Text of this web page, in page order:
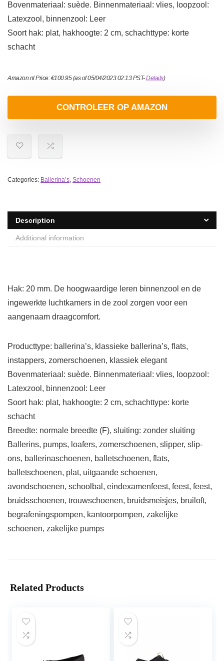
Bovenmateriaal: suède. Binnenmateriaal: vlies, loopzool:
Latexzool, binnenzool: Leer
Soort hak: plat, hakhoogte: 2 cm, schachttype: korte
schacht
Amazon.nl Price:€100.95(as of 05/04/2023 02:13 PST-Details)
CONTROLEER OP AMAZON
Categories: Ballerina’s, Schoenen
Description
Additional information
Hak: 20 mm. De hoogwaardige leren binnenzool en de
ingewerkte luchtkamers in de zool zorgen voor een
aangenaam draagcomfort.
Producttype: ballerina’s, klassieke ballerina’s, flats,
instappers, zomerschoenen, klassiek elegant
Bovenmateriaal: suède. Binnenmateriaal: vlies, loopzool:
Latexzool, binnenzool: Leer
Soort hak: plat, hakhoogte: 2 cm, schachttype: korte
schacht
Breedte: normale breedte (F), sluiting: zonder sluiting
Ballerins, pumps, loafers, zomerschoenen, slipper, slip-
ons, ballerinaschoenen, balletschoenen, flats,
balletschoenen, plat, uitgaande schoenen,
avondschoenen, schoolbal, eindexamenfeest, feest, feest,
bruidsschoenen, trouwschoenen, bruidsmeisjes, bruiloft,
begrafeningspompen, kantoorpompen, zakelijke
schoenen, zakelijke pumps
Related Products